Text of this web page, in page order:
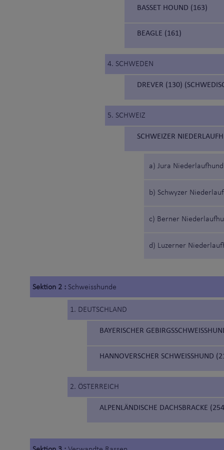
BASSET HOUND (163)
BEAGLE (161)
4. SCHWEDEN
DREVER (130)
5. SCHWEIZ
SCHWEIZER
a) Jura Niederlaufhund
b) Schwyzer
c) Berner
d) Luzerner
Sektion 2 : Schweisshunde
1. DEUTSCHLAND
BAYERISCHER
HANNOVERSCHER SCHWEISSHUND
2. ÖSTERREICH
ALPENLÄNDISCHE DACHSBRACKE